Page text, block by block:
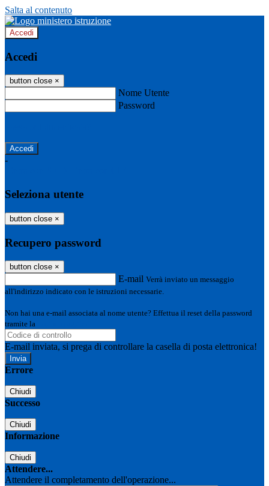
Salta al contenuto
Accedi
Accedi
button close ×
Nome Utente
Password
-
Seleziona utente
button close ×
Recupero password
button close ×
E-mail Verrà inviato un messaggio
all'indirizzo indicato con le istruzioni necessarie.
Non hai una e-mail associata al nome utente? Effettua il reset della password
tramite la
E-mail inviata, si prega di controllare la casella di posta elettronica!
Errore
Chiudi
Successo
Chiudi
Informazione
Chiudi
Attendere...
Attendere il completamento dell'operazione...